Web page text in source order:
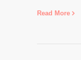
Read More